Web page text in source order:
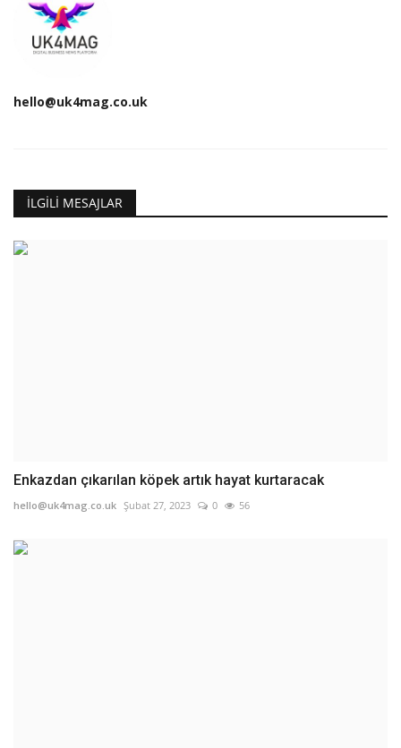
hello@uk4mag.co.uk
İLGILI MESAJLAR
Enkazdan çıkarılan köpek artık hayat kurtaracak
hello@uk4mag.co.uk Şubat 27, 2023 0 56